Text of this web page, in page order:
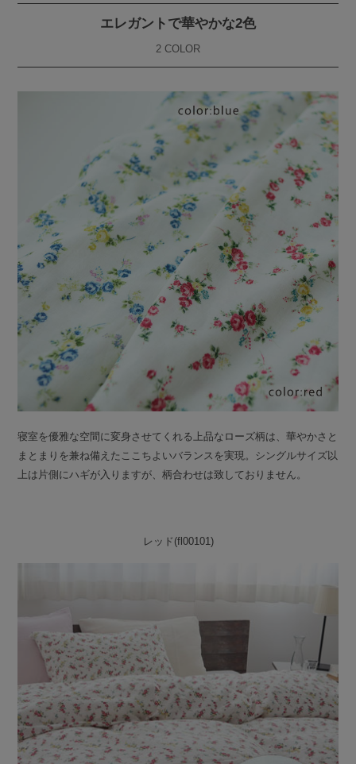
エレガントで華やかな2色
2 COLOR
寝室を優雅な空間に変身させてくれる上品なローズ柄は、華やかさと
まとまりを兼ね備えたここちよいバランスを実現。シングルサイズ以
上は片側にハギが入りますが、柄合わせは致しておりません。
レッド(fl00101)